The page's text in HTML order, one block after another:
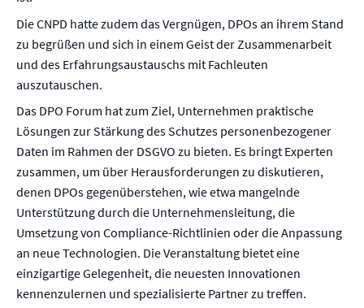
Die CNPD hatte zudem das Vergnügen, DPOs an ihrem Stand
zu begrüßen und sich in einem Geist der Zusammenarbeit
und des Erfahrungsaustauschs mit Fachleuten
auszutauschen.
Das DPO Forum hat zum Ziel, Unternehmen praktische
Lösungen zur Stärkung des Schutzes personenbezogener
Daten im Rahmen der DSGVO zu bieten. Es bringt Experten
zusammen, um über Herausforderungen zu diskutieren,
denen DPOs gegenüberstehen, wie etwa mangelnde
Unterstützung durch die Unternehmensleitung, die
Umsetzung von Compliance-Richtlinien oder die Anpassung
an neue Technologien. Die Veranstaltung bietet eine
einzigartige Gelegenheit, die neuesten Innovationen
kennenzulernen und spezialisierte Partner zu treffen.